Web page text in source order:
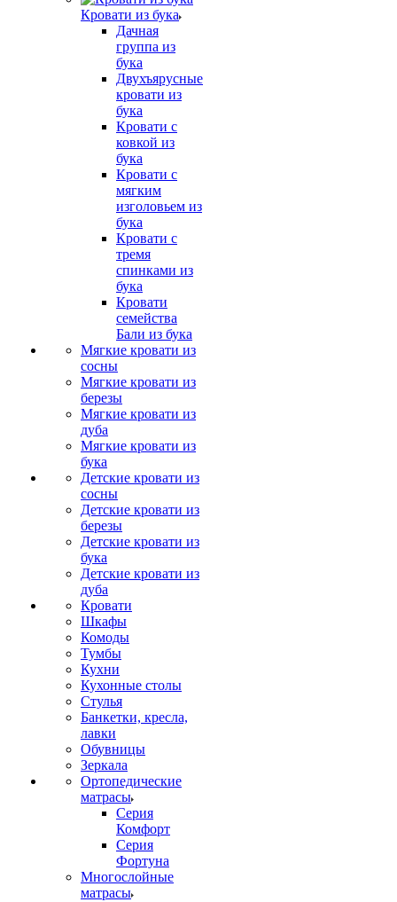
Кровати из бука
Дачная
группа из
бука
Двухъярусные
кровати из
бука
Кровати с
ковкой из
бука
Кровати с
мягким
изголовьем из
бука
Кровати с
тремя
спинками из
бука
Кровати
семейства
Бали из бука
Мягкие кровати из
сосны
Мягкие кровати из
березы
Мягкие кровати из
дуба
Мягкие кровати из
бука
Детские кровати из
сосны
Детские кровати из
березы
Детские кровати из
бука
Детские кровати из
дуба
Кровати
Шкафы
Комоды
Тумбы
Кухни
Кухонные столы
Стулья
Банкетки, кресла,
лавки
Обувницы
Зеркала
Ортопедические
матрасы
Серия
Комфорт
Серия
Фортуна
Многослойные
матрасы